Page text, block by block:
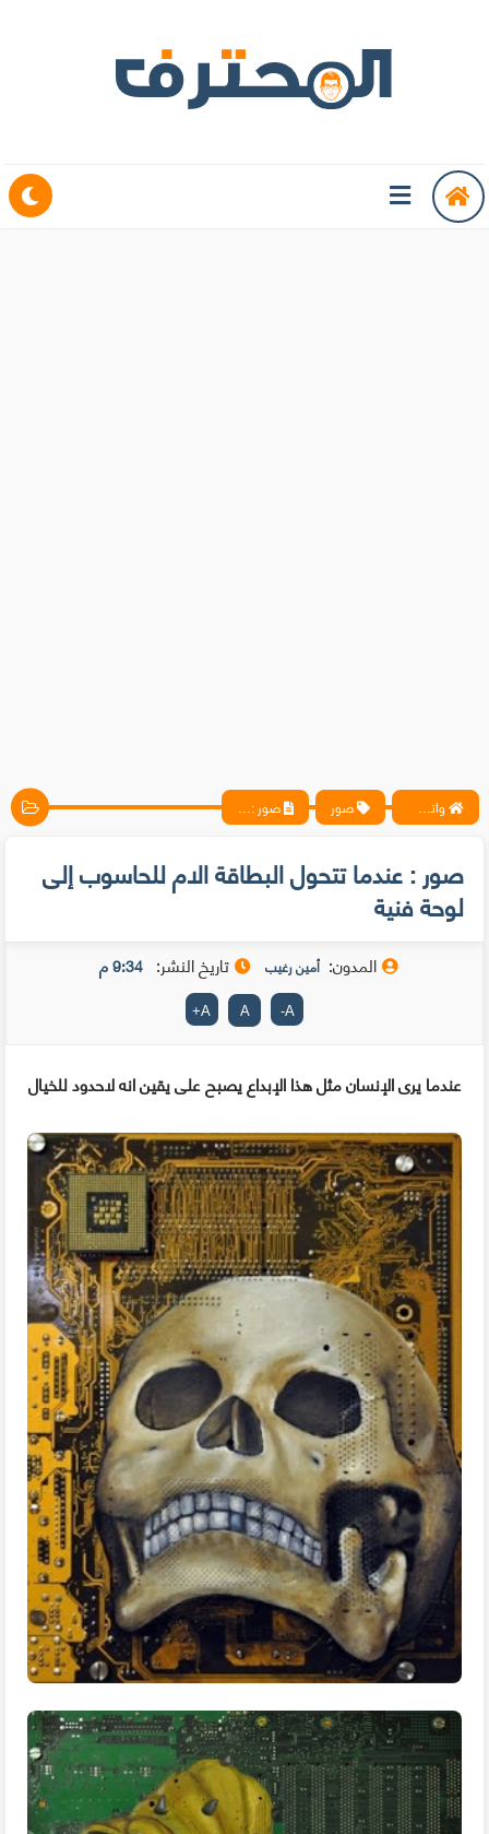
واتس آب ، فيسبوك ، أنترنت ، شروحات تقنية حصرية - المحترف صور صور : عندما تتحول البطاقة الام للحاسوب إلى لوحة فنية
صور : عندما تتحول البطاقة الام للحاسوب إلى
لوحة فنية
المدون: أمين رغيب تاريخ النشر: 9:34 م
A
-
A
A
+
عندما يرى الإنسان مثل هذا الإبداع يصبح على يقين انه لاحدود للخيال